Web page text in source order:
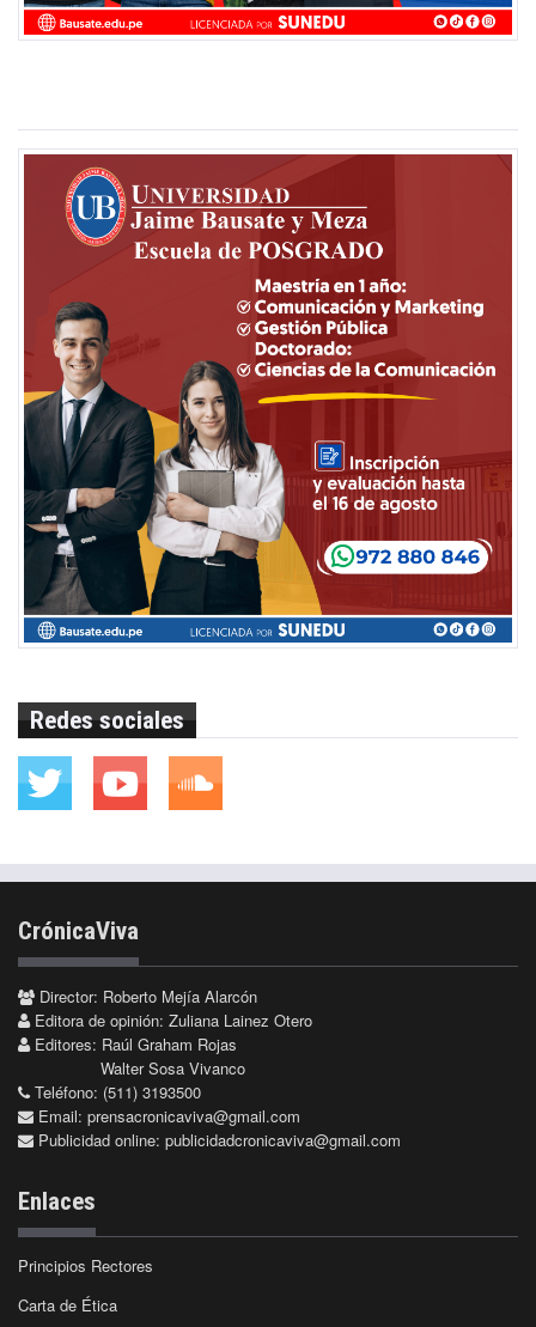
Redes sociales
CrónicaViva
Director: Roberto Mejía Alarcón
Editora de opinión: Zuliana Lainez Otero
Editores: Raúl Graham Rojas
Walter Sosa Vivanco
Teléfono: (511) 3193500
Email: prensacronicaviva@gmail.com
Publicidad online: publicidadcronicaviva@gmail.com
Enlaces
Principios Rectores
Carta de Ética